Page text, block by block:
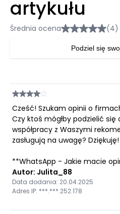
artykułu
Średnia ocena (4)
Podziel się
Cześć! Szukam opinii o
Czy ktoś mógłby podzielić
współpracy z Waszymi
zasługują na uwagę? Dziękuję!
**WhatsApp - Jakie macie
Autor: Julita_88
Data dodania: 20.04.2025
Adres IP: ***.***.252.178